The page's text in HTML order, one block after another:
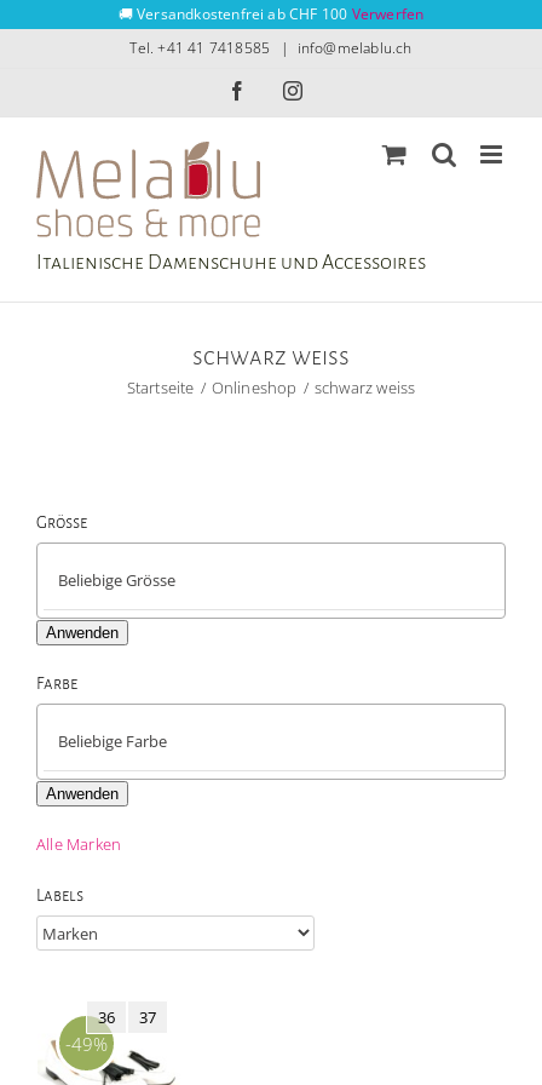
🚚 Versandkostenfrei ab CHF 100 Verwerfen
Tel. +41 41 7418585 | info@melablu.ch
FacebookInstagram
Italienische Damenschuhe und Accessoires
schwarz weiss
Startseite Onlineshop schwarz weiss
-49%
36 37
Grösse
Anwenden
Farbe
Anwenden
Alle Marken
Labels